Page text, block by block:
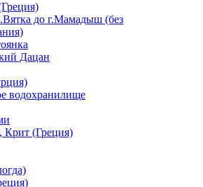
до г.Мамадыш (без
Дацан
водохранилище
Крит (Греция)